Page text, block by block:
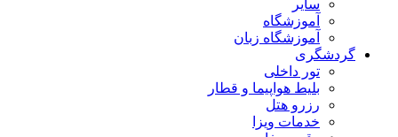
سایر
آموزشگاه
آموزشگاه زبان
گردشگری
تور داخلی
بلیط هواپیما و قطار
رزرو هتل
خدمات ویزا